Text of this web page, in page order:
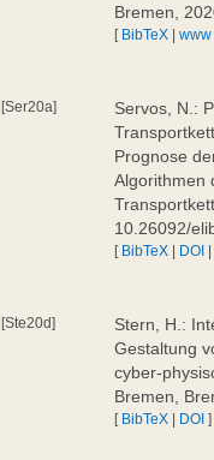
Bremen,
[ BibTeX |www
[Ser20a]
Servos, N.:
Prognose
Algorithmen
10.26092/
[ BibTeX | DOI
[Ste20d]
Stern, H.:
Gestaltung
cyber-
Bremen,
[ BibTeX | DOI ]